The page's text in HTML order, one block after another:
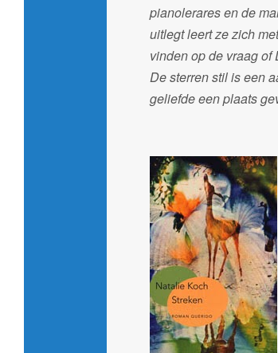
pianolerares en de
uitlegt leert ze zich
vinden op de vraag
De sterren stil is een
geliefde een plaats